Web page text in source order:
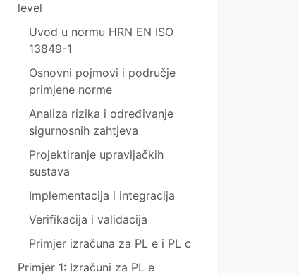
level
Uvod u normu HRN EN ISO
13849-1
Osnovni pojmovi i područje
primjene norme
Analiza rizika i određivanje
sigurnosnih zahtjeva
Projektiranje upravljačkih
sustava
Implementacija i integracija
Verifikacija i validacija
Primjer izračuna za PL e i PL c
Primjer 1: Izračuni za PL e